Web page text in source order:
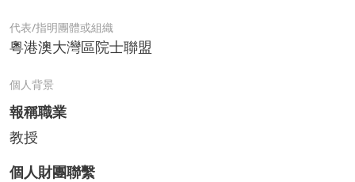
代表/指明團體或組織
粵港澳大灣區院士聯盟
個人背景
報稱職業
教授
個人財團聯繫